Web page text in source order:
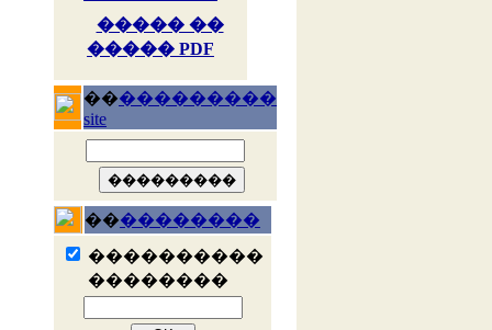
����� ��
����� PDF
�����������
site
����������
����������
��������